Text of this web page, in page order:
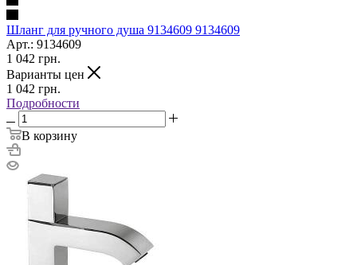
Шланг для ручного душа 9134609 9134609
Арт.: 9134609
1 042 грн.
Варианты цен
1 042 грн.
Подробности
В корзину